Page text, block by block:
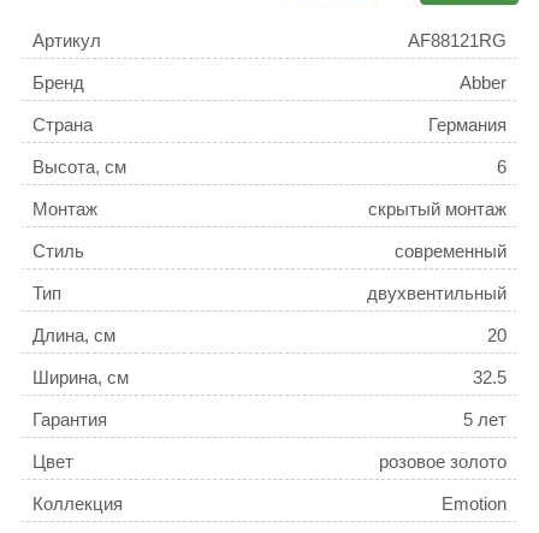
Артикул AF88121RG
Бренд Abber
Страна Германия
Высота, см 6
Монтаж скрытый монтаж
Стиль современный
Тип двухвентильный
Длина, см 20
Ширина, см 32.5
Гарантия 5 лет
Цвет розовое золото
Коллекция Emotion